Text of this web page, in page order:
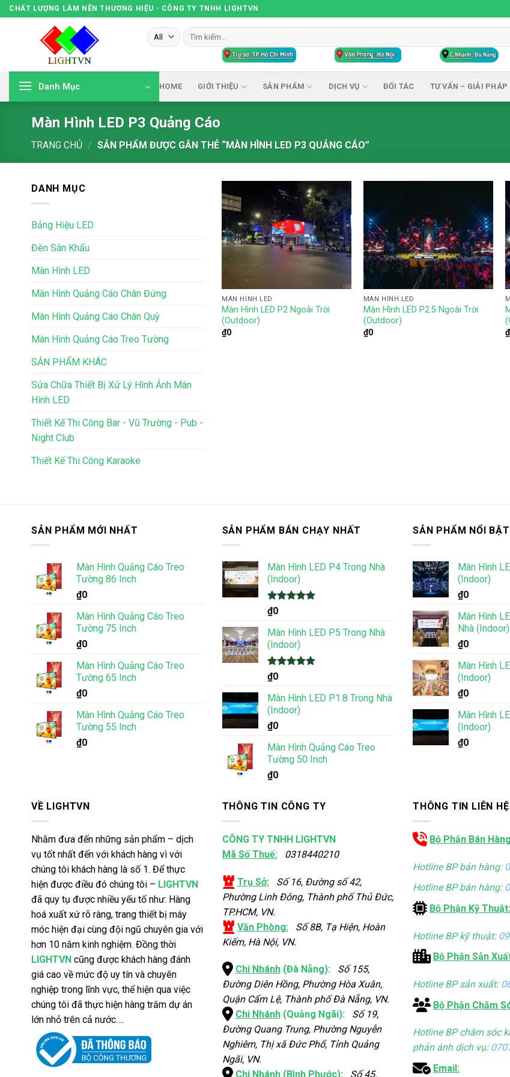
SkipCHẤT LƯỢNG LÀM NÊN THƯƠNG HIỆU - CÔNG TY TNHH LIGHTVN
Tìm
kiếm:
Danh Mục HOME GIỚI THIỆU SẢN PHẨM DỊCH VỤ ĐỐI TÁC TƯ VẤN – GIẢI PHÁP
Màn Hình LED P3 Quảng Cáo
TRANG CHỦ / SẢN PHẨM ĐƯỢC GẮN THẺ “MÀN HÌNH LED P3 QUẢNG CÁO”
DANH MỤC
Bảng Hiệu LED
Đèn Sân Khấu
Màn Hình LED
Màn Hình Quảng Cáo Chân Đứng
Màn Hình Quảng Cáo Chân Quỳ
Màn Hình Quảng Cáo Treo Tường
SẢN PHẨM KHÁC
Sửa Chữa Thiết Bị Xử Lý Hình Ảnh Màn
Hình LED
Thiết Kế Thi Công Bar - Vũ Trường - Pub -
Night Club
Thiết Kế Thi Công Karaoke
Add to
wishlist
MÀN HÌNH LED
Màn Hình LED P2 Ngoài Trời
(Outdoor)
₫0
Add to
wishlist
MÀN HÌNH LED
Màn Hình LED P2.5 Ngoài Trời
(Outdoor)
₫0
₫
SẢN PHẨM MỚI NHẤT
Màn Hình Quảng Cáo Treo
Tường 86 Inch
₫0
Màn Hình Quảng Cáo Treo
Tường 75 Inch
₫0
Màn Hình Quảng Cáo Treo
Tường 65 Inch
₫0
Màn Hình Quảng Cáo Treo
Tường 55 Inch
₫0
SẢN PHẨM BÁN CHẠY NHẤT
Màn Hình LED P4 Trong Nhà
(Indoor)
Được xếp
hạng
5 sao
₫0
Màn Hình LED P5 Trong Nhà
(Indoor)
Được xếp
hạng
5 sao
₫0
Màn Hình LED P1.8 Trong Nhà
(Indoor)
₫0
Màn Hình Quảng Cáo Treo
Tường 50 Inch
₫0
SẢN PHẨM NỔI BẬT
Màn Hình
(Indoor)
₫0
Màn Hình
Nhà (Indoor)
₫0
Màn Hình
(Indoor)
₫0
Màn Hình
(Indoor)
₫0
VỀ LIGHTVN
Nhằm đưa đến những sản phẩm – dịch
vụ tốt nhất đến với khách hàng vì với
chúng tôi khách hàng là số 1. Để thực
hiện được điều đó chúng tôi – LIGHTVN
đã quy tụ được nhiều yếu tố như: Hàng
hoá xuất xứ rõ ràng, trang thiết bị máy
móc hiện đại cùng đội ngũ chuyên gia với
hơn 10 năm kinh nghiệm. Đồng thời
LIGHTVN cũng được khách hàng đánh
giá cao về mức độ uy tín và chuyên
nghiệp trong lĩnh vực, thể hiện qua việc
chúng tôi đã thực hiện hàng trăm dự án
lớn nhỏ trên cả nước….
THÔNG TIN CÔNG TY
CÔNG TY TNHH LIGHTVN
Mã Số Thuế:0318440210
Trụ Sở:Số 16, Đường số 42,
Phường Linh Đông, Thành phố Thủ Đức,
TP.HCM, VN.
Văn Phòng:Số 8B, Tạ Hiện, Hoàn
Kiếm, Hà Nội, VN.
Chi Nhánh(Đà Nẵng):Số 155,
Đường Diên Hồng, Phường Hòa Xuân,
Quận Cẩm Lệ, Thành phố Đà Nẵng, VN.
Chi Nhánh(Quảng Ngãi):Số 19,
Đường Quang Trung, Phường Nguyễn
Nghiêm, Thị xã Đức Phổ, Tỉnh Quảng
Ngãi, VN.
Chi Nhánh(Bình Phước):Số 45,
THÔNG TIN LIÊN HỆ
Bộ Phận Bán
Hotline BP bán hàng:
Hotline BP bán hàng:
Bộ Phận Kỹ Thuật:
Hotline BP kỹ thuật:
Bộ Phận Sản
Hotline BP sản xuất:
Bộ Phận Chăm
Hotline BP chăm sóc
phản ánh dịch vụ:
Email: